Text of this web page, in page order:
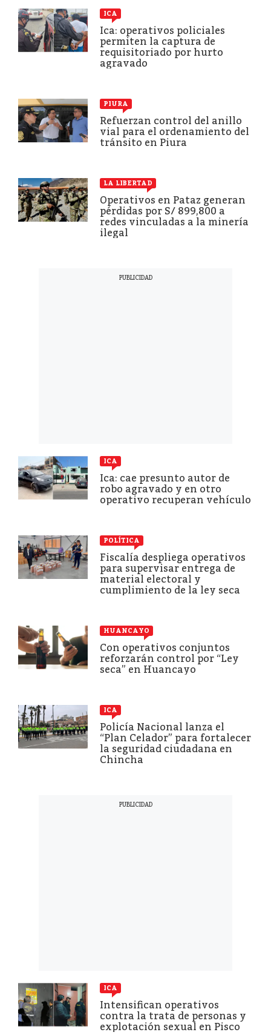
ICA
Ica: operativos policiales
permiten la captura de
requisitoriado por hurto
agravado
PIURA
Refuerzan control del anillo
vial para el ordenamiento del
tránsito en Piura
LA LIBERTAD
Operativos en Pataz generan
pérdidas por S/ 899,800 a
redes vinculadas a la minería
ilegal
ICA
Ica: cae presunto autor de
robo agravado y en otro
operativo recuperan vehículo
POLÍTICA
Fiscalía despliega operativos
para supervisar entrega de
material electoral y
cumplimiento de la ley seca
HUANCAYO
Con operativos conjuntos
reforzarán control por “Ley
seca” en Huancayo
ICA
Policía Nacional lanza el
“Plan Celador” para fortalecer
la seguridad ciudadana en
Chincha
ICA
Intensifican operativos
contra la trata de personas y
explotación sexual en Pisco